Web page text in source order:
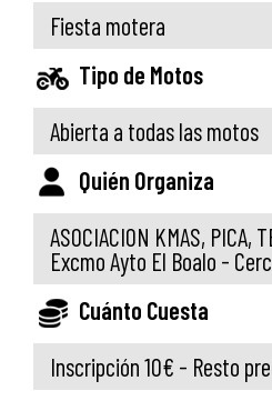
Fiesta motera
Tipo de Motos
Abierta a todas las motos
Quién Organiza
ASOCIACION KMAS, PICA,
Excmo Ayto El Boalo -
Cuánto Cuesta
Inscripción 10€ - Resto